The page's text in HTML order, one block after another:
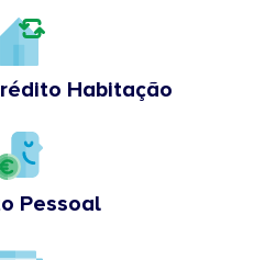
Habitação
Pessoal